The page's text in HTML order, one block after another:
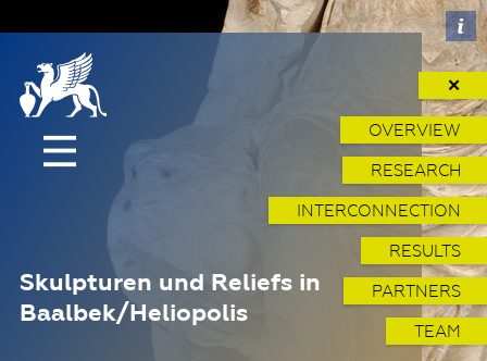
Skulpturen und Reliefs in
Baalbek/Heliopolis
✕
OVERVIEW
RESEARCH
INTERCONNECTION
RESULTS
PARTNERS
TEAM